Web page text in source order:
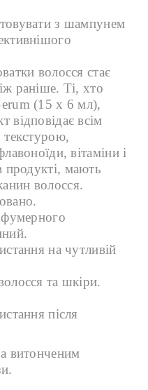
з шампунем
волосся стає
раніше. Ті, хто
(15 x 6 мл),
всім
текстурою,
вітаміни і
продукті, мають
волосся.
на чутливій
та шкіри.
після
витонченим